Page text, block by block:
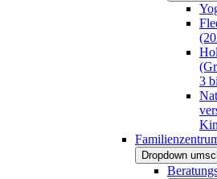
3
Dropdown